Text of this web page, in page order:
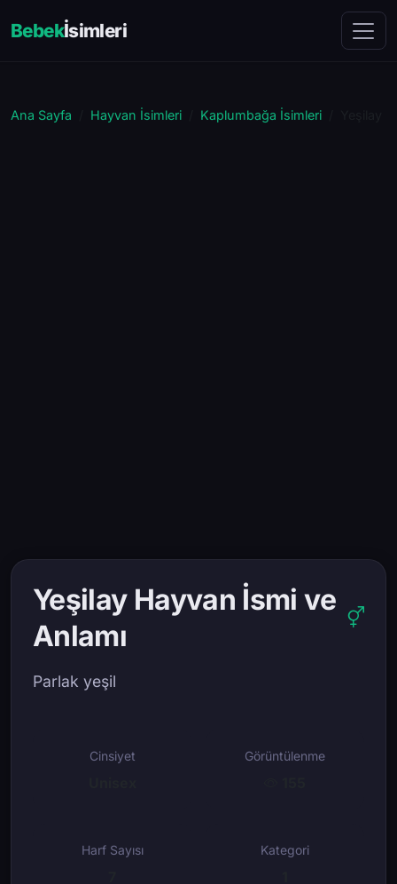
Bebekİsimleri
Ana Sayfa Hayvan İsimleri Kaplumbağa İsimleri
Yeşilay Hayvan İsmi ve
Anlamı
Parlak yeşil
Cinsiyet Görüntülenme
Harf Sayısı Kategori